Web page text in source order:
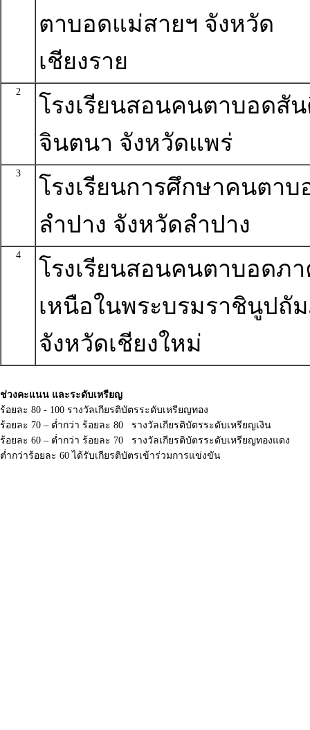
ตาบอดแม่สายฯ จังหวัด
เชียงราย
2
โรงเรียนสอนคนตาบอดสั
จินตนา จังหวัดแพร่
3
โรงเรียนการศึกษาคนตาบ
ลำปาง จังหวัดลำปาง
4
โรงเรียนสอนคนตาบอดภ
เหนือในพระบรมราชินูปถั
จังหวัดเชียงใหม่
ช่วงคะแนน และระดับเหรียญ
ร้อยละ 80 - 100 รางวัลเกียรติบัตรระดับเหรียญทอง
ร้อยละ 70 – ต่ำกว่า ร้อยละ 80 รางวัลเกียรติบัตรระดับเหรียญเงิน
ร้อยละ 60 – ต่ำกว่า ร้อยละ 70 รางวัลเกียรติบัตรระดับเหรียญทองแดง
ต่ำกว่าร้อยละ 60 ได้รับเกียรติบัตรเข้าร่วมการแข่งขัน